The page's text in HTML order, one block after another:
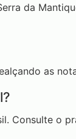
da
as
Consulte o